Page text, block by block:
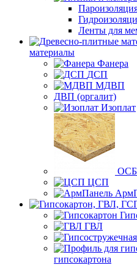
Ленты для
материалы
Фанера
ДСП
МДВП
ДВП (оргалит)
Изоплат
ОСБ
ЦСП
ГВЛ
гипсокартона